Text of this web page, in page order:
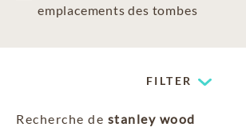
emplacements des tombes
FILTER
Recherche de stanley wood